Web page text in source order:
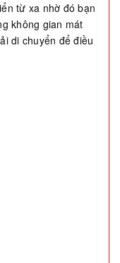
từ xa nhờ đó bạn
không gian mát
di chuyển để điều